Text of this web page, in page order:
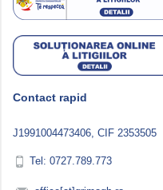
Contact rapid
J1991004473406, CIF 2353505
Tel: 0727.789.773